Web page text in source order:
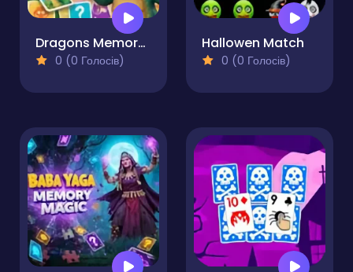
Dragons Memory Puzzle for Kids
0 (0 Голосів)
Hallowen Match
0 (0 Голосів)